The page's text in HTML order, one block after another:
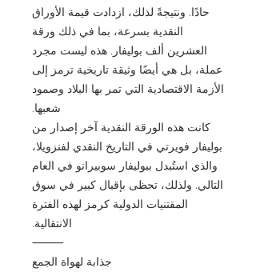
حادًا. ونتيجةً لذلك، ازدادت قيمة الأوراق
النقدية بسرعة، بما في ذلك ورقة
العشرين ألف بوليفار. هذه ليست مجرد
عملة، بل هي أيضًا وثيقة تاريخية ترمز إلى
الأزمة الاقتصادية التي تمر بها البلاد وصمود
شعبها.
كانت هذه الورقة النقدية آخر إصدار من
بوليفار فويرتي في التاريخ النقدي لفنزويلا،
والذي استُبدل ببوليفار سوبيرانو في العام
التالي. ولذلك، تحظى بإقبال كبير في سوق
المقتنيات الدولية كرمز لهذه الفترة
الانتقالية.
⸻
جذابة لهواة الجمع